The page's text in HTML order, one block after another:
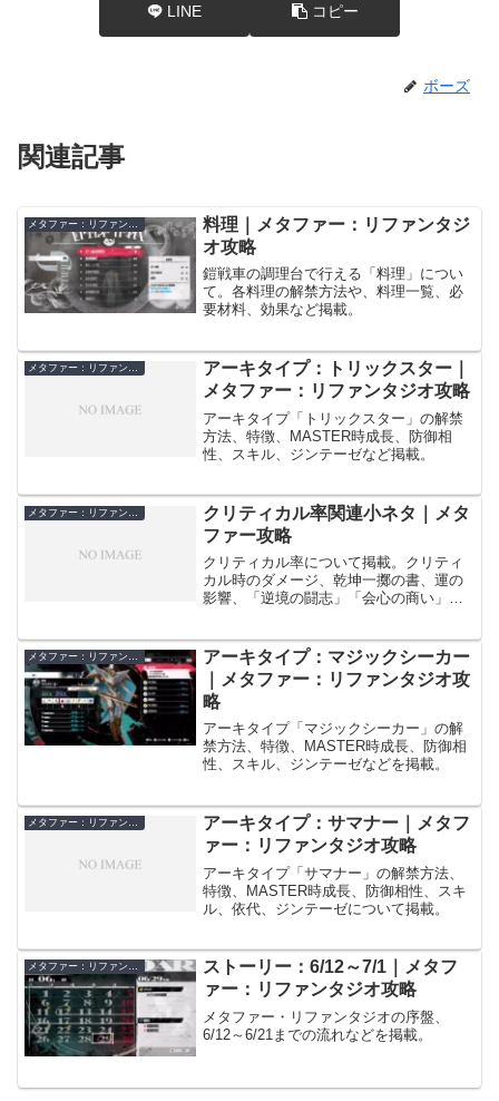
LINE コピー
ボーズ
関連記事
料理｜メタファー：リファンタジ
オ攻略
鎧戦車の調理台で行える「料理」につい
て。各料理の解禁方法や、料理一覧、必
要材料、効果など掲載。
メタファー：リファンタジオ
アーキタイプ：トリックスター｜
メタファー：リファンタジオ攻略
アーキタイプ「トリックスター」の解禁
方法、特徴、MASTER時成長、防御相
性、スキル、ジンテーゼなど掲載。
クリティカル率関連小ネタ｜メタ
ファー攻略
クリティカル率について掲載。クリティ
カル時のダメージ、乾坤一擲の書、運の
影響、「逆境の闘志」「会心の商い」
アーキタイプ：マジックシーカー
｜メタファー：リファンタジオ攻
略
アーキタイプ「マジックシーカー」の解
禁方法、特徴、MASTER時成長、防御相
性、スキル、ジンテーゼなどを掲載。
メタファー：リファンタジオ
アーキタイプ：サマナー｜メタフ
ァー：リファンタジオ攻略
アーキタイプ「サマナー」の解禁方法、
特徴、MASTER時成長、防御相性、スキ
ル、依代、ジンテーゼについて掲載。
メタファー：リファンタジオ
ストーリー：6/12～7/1｜メタフ
ァー：リファンタジオ攻略
メタファー・リファンタジオの序盤、
6/12～6/21までの流れなどを掲載。